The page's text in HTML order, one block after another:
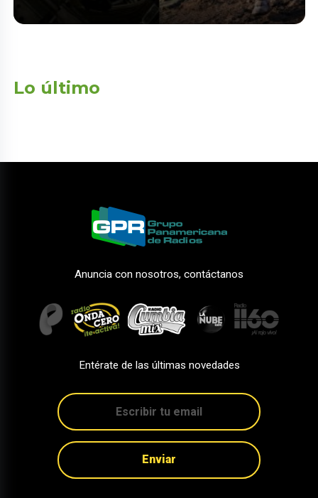
Lo último
Anuncia con nosotros, contáctanos
Entérate de las últimas novedades
Enviar